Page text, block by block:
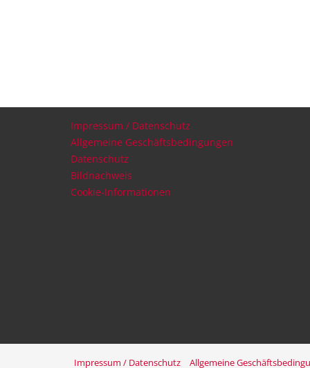
Impressum / Datenschutz
Allgemeine Geschäftsbedingungen
Datenschutz
Bildnachweis
Cookie-Informationen
Impressum / Datenschutz Allgemeine